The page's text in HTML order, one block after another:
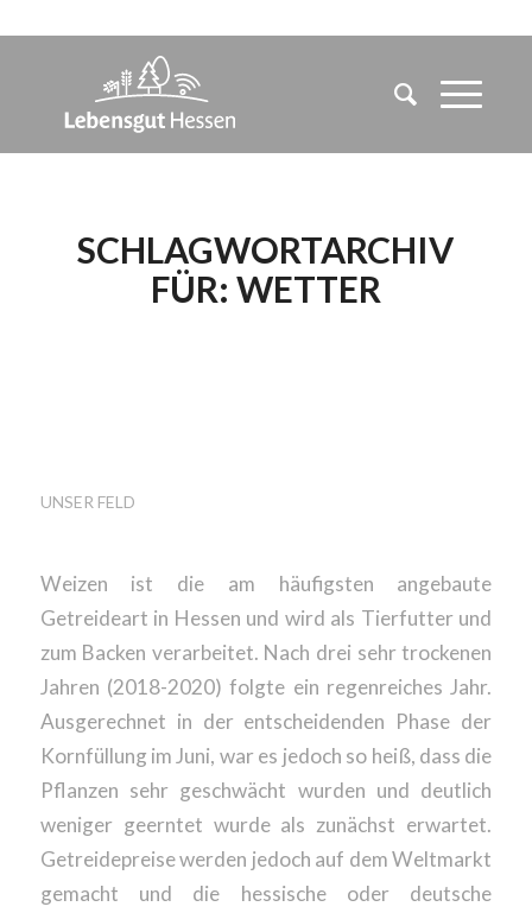
SCHLAGWORTARCHIV
FÜR: WETTER
UNSER FELD
Weizen ist die am häufigsten angebaute
Getreideart in Hessen und wird als Tierfutter und
zum Backen verarbeitet. Nach drei sehr trockenen
Jahren (2018-2020) folgte ein regenreiches Jahr.
Ausgerechnet in der entscheidenden Phase der
Kornfüllung im Juni, war es jedoch so heiß, dass die
Pflanzen sehr geschwächt wurden und deutlich
weniger geerntet wurde als zunächst erwartet.
Getreidepreise werden jedoch auf dem Weltmarkt
gemacht und die hessische oder deutsche